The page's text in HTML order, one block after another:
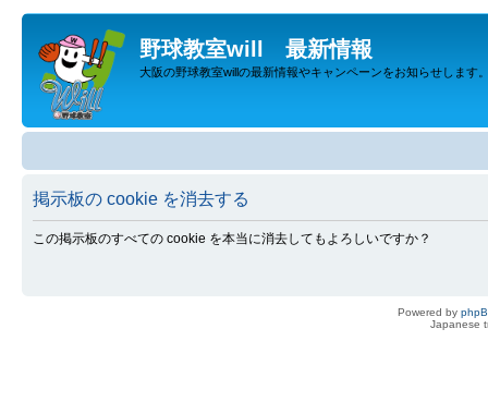
野球教室will 最新情報
大阪の野球教室willの最新情報やキャンペーンをお知らせします
掲示板の cookie を消去する
この掲示板のすべての cookie を本当に消去してもよろしいですか？
Powered by
Japanese